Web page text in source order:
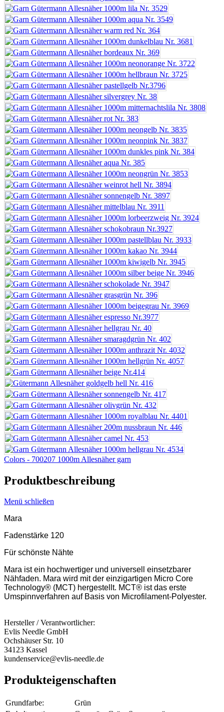
Colors - 700207 1000m Allesnäher garn
Produktbeschreibung
Menü schließen
Mara
Fadenstärke 120
Für schönste Nähte
Mara ist ein hochwertiger und universell einsetzbarer
Nähfaden. Mara wird mit der einzigartigen Micro Core
Technology® (MCT) hergestellt. MCT® ist das erste
Umspinnverfahren auf Basis von Microfilament-Polyester.
Hersteller / Verantwortlicher:
Evlis Needle GmbH
Ochshäuser Str. 10
34123 Kassel
kundenservice@evlis-needle.de
Produkteigenschaften
Grundfarbe:
Grün